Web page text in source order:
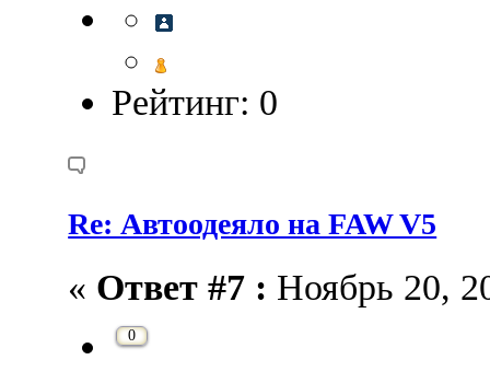
Рейтинг: 0
Re: Автоодеяло на FAW V5
« Ответ #7 : Ноябрь 20,
0